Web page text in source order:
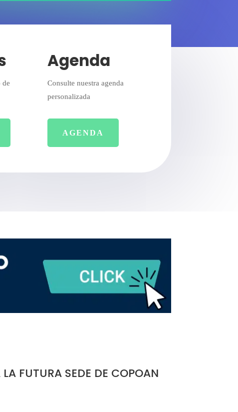
de
Agenda
Consulte nuestra agenda
personalizada
AGENDA
FUTURA SEDE DE COPOAN